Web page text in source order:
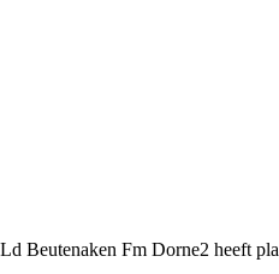
Beutenaken Fm Dorne2 heeft